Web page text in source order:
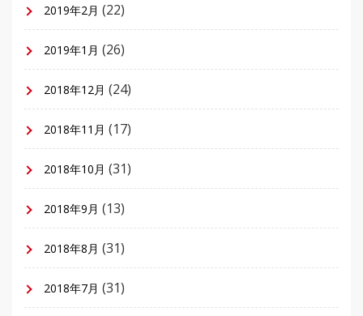
2019年2月 (22)
2019年1月 (26)
2018年12月 (24)
2018年11月 (17)
2018年10月 (31)
2018年9月 (13)
2018年8月 (31)
2018年7月 (31)